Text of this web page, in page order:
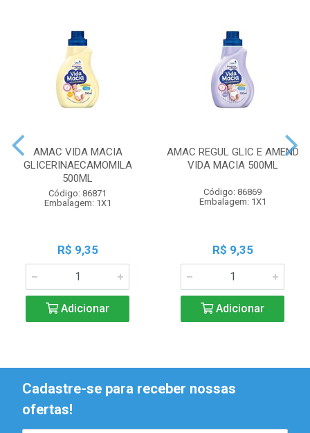
AMAC VIDA MACIA
GLICERINAECAMOMILA
500ML
Código: 86871
Embalagem: 1X1
R$ 9,35
Adicionar
AMAC REGUL GLIC E AMEND
VIDA MACIA 500ML
Código: 86869
Embalagem: 1X1
R$ 9,35
Adicionar
Cadastre-se para receber nossas
ofertas!